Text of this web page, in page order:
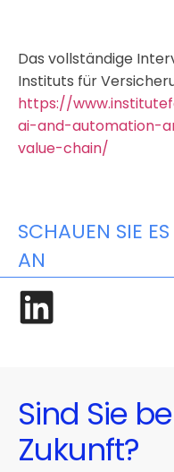
Das vollständige
Instituts für
https://
ai-and-automation-
value-chain/
SCHAUEN SIE
AN
Sind Sie
Zukunft?